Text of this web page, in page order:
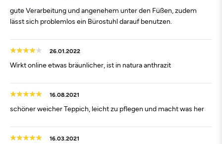
gute Verarbeitung und angenehem unter den Füßen, zudem
lässt sich problemlos ein Bürostuhl darauf benutzen.
26.01.2022
Wirkt online etwas bräunlicher, ist in natura anthrazit
16.08.2021
schöner weicher Teppich, leicht zu pflegen und macht was her
16.03.2021